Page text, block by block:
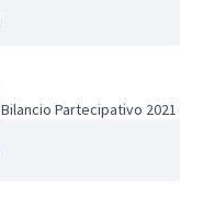
Bilancio Partecipativo 2021